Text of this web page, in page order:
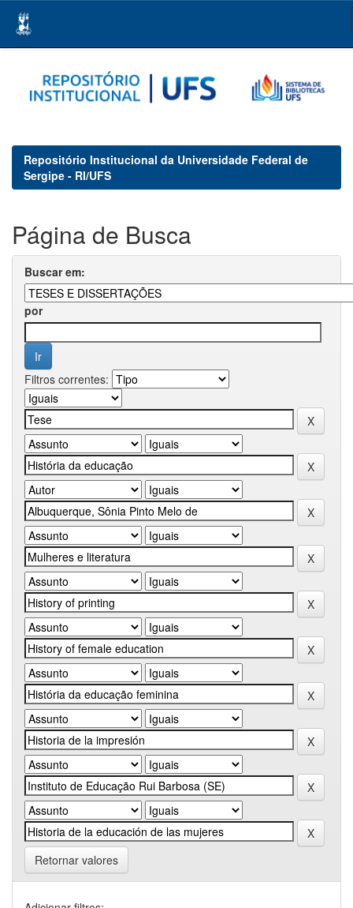
navigation
Repositório Institucional da Universidade Federal de
Sergipe - RI/UFS
Página de Busca
Buscar em:
por
Filtros correntes:
Retornar valores